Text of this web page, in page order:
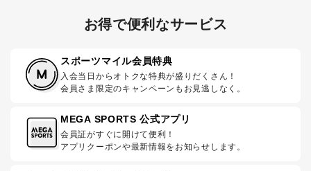
お得で便利なサービス
スポーツマイル会員特典
入会当日からオトクな特典が盛りだくさん！
会員さま限定のキャンペーンもお見逃しなく。
MEGA SPORTS 公式アプリ
会員証がすぐに開けて便利！
アプリクーポンや最新情報をお知らせします。